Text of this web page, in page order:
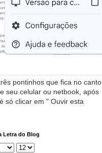
pontinhos que fica no canto
seu celular ou netbook, após
só clicar em " Ouvir esta
Letra do Blog